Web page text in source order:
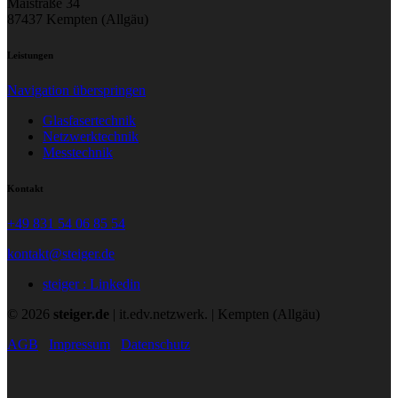
87437 Kempten (Allgäu)
Leistungen
Navigation überspringen
Glasfasertechnik
Netzwerktechnik
Messtechnik
Kontakt
+49 831 54 06 85 54
kontakt@steiger.de
steiger : Linkedin
© 2026 steiger.de | it.edv.netzwerk. | Kempten (Allgäu)
AGB
Impressum Datenschutz